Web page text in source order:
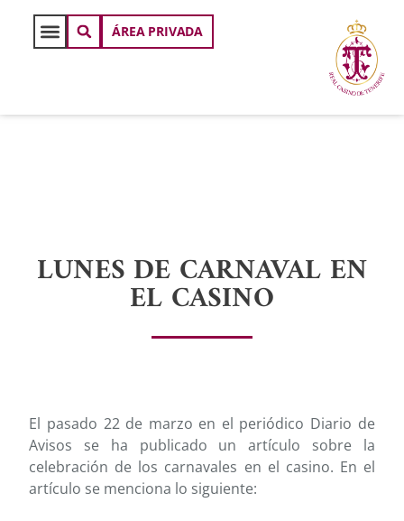
ÁREA PRIVADA
LUNES DE CARNAVAL EN
EL CASINO
El pasado 22 de marzo en el periódico Diario de
Avisos se ha publicado un artículo sobre la
celebración de los carnavales en el casino. En el
artículo se menciona lo siguiente: